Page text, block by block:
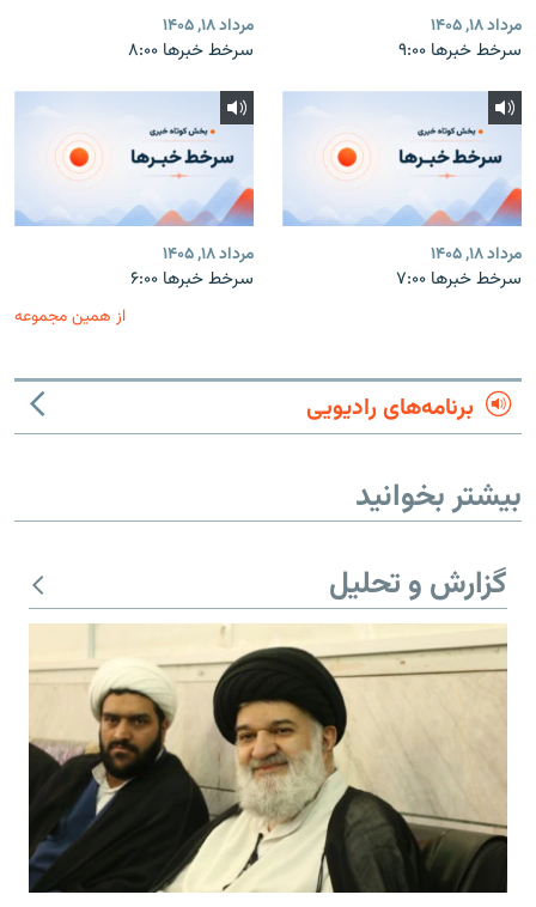
مرداد ۱۸, ۱۴۰۵
سرخط خبرها ۹:۰۰
مرداد ۱۸, ۱۴۰۵
سرخط خبرها ۸:۰۰
مرداد ۱۸, ۱۴۰۵
سرخط خبرها ۷:۰۰
مرداد ۱۸, ۱۴۰۵
سرخط خبرها ۶:۰۰
از همین مجموعه
برنامه‌های رادیویی
بیشتر بخوانید
گزارش و تحلیل